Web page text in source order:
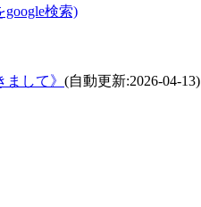
検索)
して》 (自動更新:2026-04-13)